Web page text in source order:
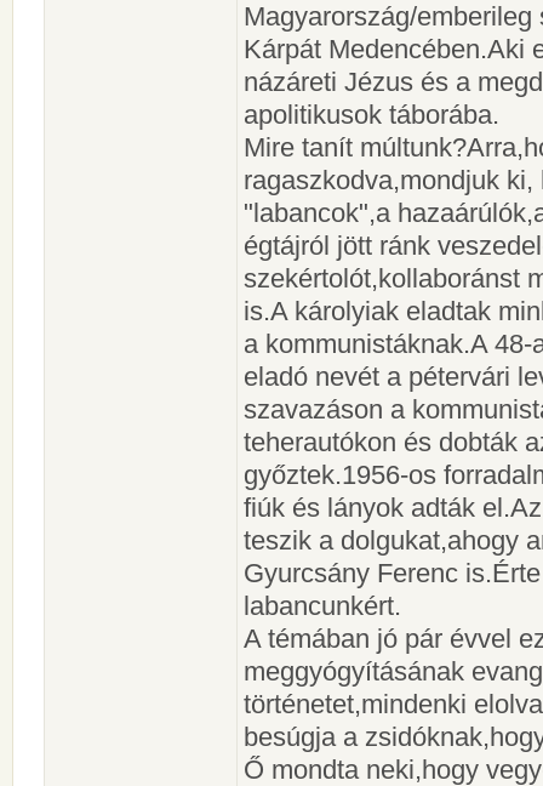
Magyarország/
Kárpát Medencében.Aki
názáreti Jézus és a
apolitikusok táborába.
Mire tanít
ragaszkodva,mondjuk
"labancok",a
égtájról jött ránk
szekértolót,kollaboránst
is.A károlyiak eladtak
a kommunistáknak.A
eladó nevét a pétervári
szavazáson a
teherautókon és dobták
győztek.1956-os
fiúk és lányok adták
teszik a dolgukat,ahogy
Gyurcsány Ferenc
labancunkért.
A témában jó pár évvel
meggyógyításának
történetet,mindenki
besúgja a
Ő mondta neki,hogy